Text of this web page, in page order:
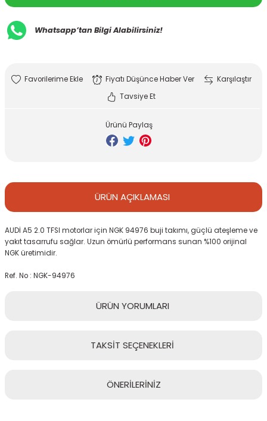
Whatsapp’tan Bilgi Alabilirsiniz!
Fiyatı Düşünce Haber Ver
Karşılaştır
Tavsiye Et
Ürünü Paylaş
ÜRÜN AÇIKLAMASI
AUDİ A5 2.0 TFSI motorlar için NGK 94976 buji takımı, güçlü ateşleme ve
yakıt tasarrufu sağlar. Uzun ömürlü performans sunan %100 orijinal
NGK üretimidir.
Ref. No : NGK-94976
ÜRÜN YORUMLARI
TAKSİT SEÇENEKLERİ
ÖNERİLERİNİZ